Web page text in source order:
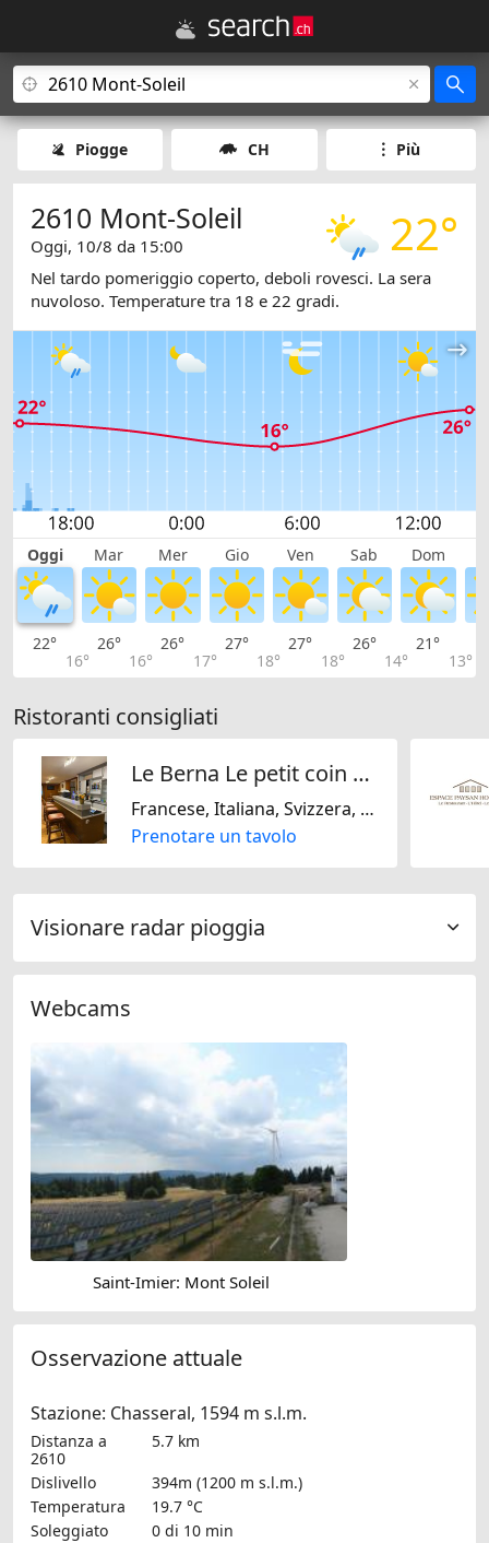
Piogge CH Più
22°
2610 Mont-Soleil
Oggi, 10/8 da 15:00
Nel tardo pomeriggio coperto, deboli rovesci. La sera
nuvoloso. Temperature tra 18 e 22 gradi.
Oggi Mar Mer Gio Ven Sab Dom
22°
16°
26°
16°
26°
17°
27°
18°
27°
18°
26°
14°
21°
13°
Ristoranti consigliati
Le Berna Le petit coin särl
Francese, Italiana, Svizzera, Senza glutine, Senza lattosio
Prenotare un tavolo
Visionare radar pioggia
Webcams
Saint-Imier: Mont Soleil
Osservazione attuale
Stazione: Chasseral, 1594 m s.l.m.
Distanza a
2610
5.7 km
Dislivello
394m (1200 m s.l.m.)
Temperatura
19.7 °C
Soleggiato
0 di 10 min